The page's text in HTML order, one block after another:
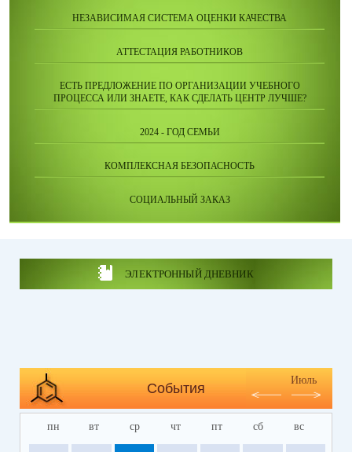
НЕЗАВИСИМАЯ СИСТЕМА ОЦЕНКИ КАЧЕСТВА
АТТЕСТАЦИЯ РАБОТНИКОВ
ЕСТЬ ПРЕДЛОЖЕНИЕ ПО ОРГАНИЗАЦИИ УЧЕБНОГО
ПРОЦЕССА ИЛИ ЗНАЕТЕ, КАК СДЕЛАТЬ ЦЕНТР ЛУЧШЕ?
2024 - ГОД СЕМЬИ
КОМПЛЕКСНАЯ БЕЗОПАСНОСТЬ
СОЦИАЛЬНЫЙ ЗАКАЗ
ЭЛЕКТРОННЫЙ ДНЕВНИК
События
Июль
пн вт ср чт пт сб вс